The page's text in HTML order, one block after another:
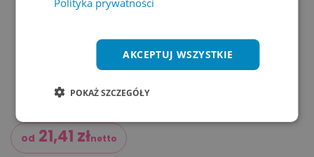
od 21,41 złnetto
Polityka prywatności
AKCEPTUJ WSZYSTKIE
POKAŻ SZCZEGÓŁY